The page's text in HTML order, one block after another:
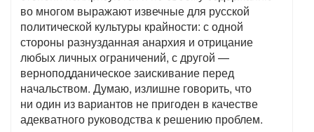
во многом выражают извечные для русской
политической культуры крайности: с одной
стороны разнузданная анархия и отрицание
любых личных ограничений, с другой —
верноподданическое заискивание перед
начальством. Думаю, излишне говорить, что
ни один из вариантов не пригоден в качестве
адекватного руководства к решению проблем.